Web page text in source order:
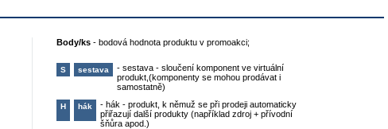
Body/ks -bodová hodnota produktu v promoakci;
S sestava -sestava - sloučení komponent ve virtuální
produkt,(komponenty se mohou prodávat i
samostatně)
H hák -hák - produkt, k němuž se při prodeji automaticky
přiřazují další produkty (například zdroj + přívodní
šňůra apod.)